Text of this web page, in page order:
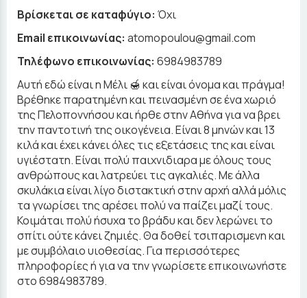
Βρίσκεται σε καταφύγιο: Όχι
Email επικοινωνίας: atomopoulou@gmail.com
Τηλέφωνο επικοινωνίας: 6984983789
Αυτή εδώ είναι η Μέλι 🍯 και είναι όνομα και πράγμα!
Βρέθηκε παρατημένη και πεινασμένη σε ένα χωριό
της Πελοποννήσου και ήρθε στην Αθήνα για να βρει
την παντοτινή της οικογένεια. Είναι 8 μηνών και 13
κιλά και έχει κάνει όλες τις εξετάσεις της και είναι
υγιέστατη. Είναι πολύ παιχνιδιαρα με όλους τους
ανθρώπους και λατρεύει τις αγκαλιές. Με άλλα
σκυλάκια είναι λίγο διστακτική στην αρχή αλλά μόλις
τα γνωρίσει της αρέσει πολύ να παίζει μαζί τους.
Κοιμάται πολύ ήσυχα το βράδυ και δεν λερώνει το
σπίτι ούτε κάνει ζημιές. Θα δοθεί τσιπαρισμενη και
με συμβόλαιο υιοθεσίας. Για περισσότερες
πληροφορίες ή για να την γνωρίσετε επικοινωνήστε
στο 6984983789.